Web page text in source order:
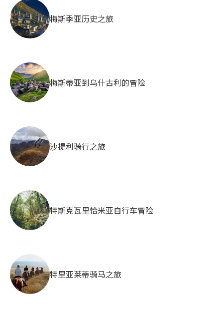
梅斯季亚历史之旅
梅斯蒂亚到乌什古利的冒险
沙提利骑行之旅
特斯克瓦里恰米亚自行车冒险
特里亚莱蒂骑马之旅